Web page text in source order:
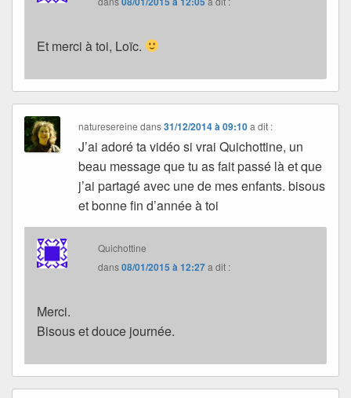
Et merci à toi, Loïc.
naturesereine dans31/12/2014 à 09:10 a dit :
J’ai adoré ta vidéo si vrai Quichottine, un
beau message que tu as fait passé là et que
j’ai partagé avec une de mes enfants. bisous
et bonne fin d’année à toi
Quichottine
dans08/01/2015 à 12:27a dit :
Merci.
Bisous et douce journée.